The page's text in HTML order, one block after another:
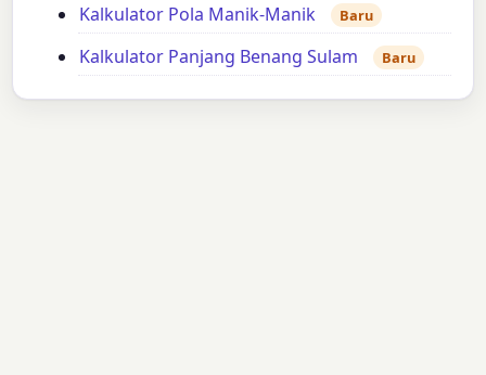
Kalkulator Pola Manik-Manik Baru
Kalkulator Panjang Benang Sulam Baru